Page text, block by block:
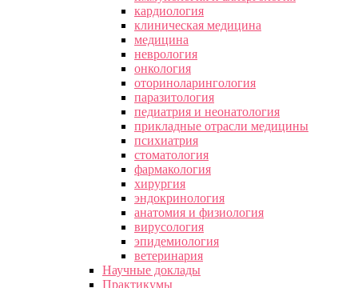
кардиология
клиническая медицина
медицина
неврология
онкология
оториноларингология
паразитология
педиатрия и неонатология
прикладные отрасли медицины
психиатрия
стоматология
фармакология
хирургия
эндокринология
анатомия и физиология
вирусология
эпидемиология
ветеринария
Научные доклады
Практикумы